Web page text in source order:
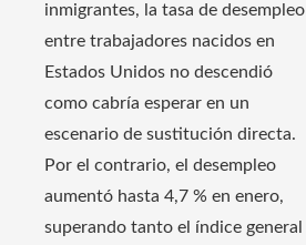
inmigrantes, la tasa de desempleo
entre trabajadores nacidos en
Estados Unidos no descendió
como cabría esperar en un
escenario de sustitución directa.
Por el contrario, el desempleo
aumentó hasta 4,7 % en enero,
superando tanto el índice general